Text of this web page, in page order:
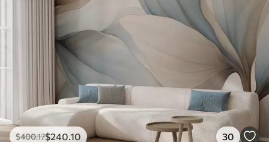
$400.17$240 .10 30